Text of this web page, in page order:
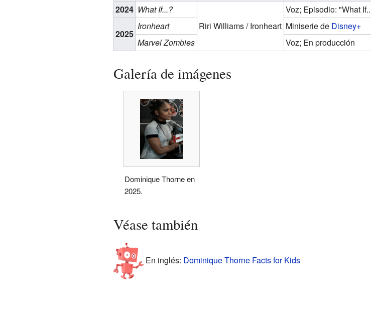
2024 What If...?
Riri Williams / Ironheart
Voz; Episodio: "What
2025
Ironheart Miniserie de Disney+
Marvel Zombies
Voz; En producción
Galería de imágenes
Dominique Thorne en
2025.
Véase también
En inglés: Dominique Thorne Facts for Kids